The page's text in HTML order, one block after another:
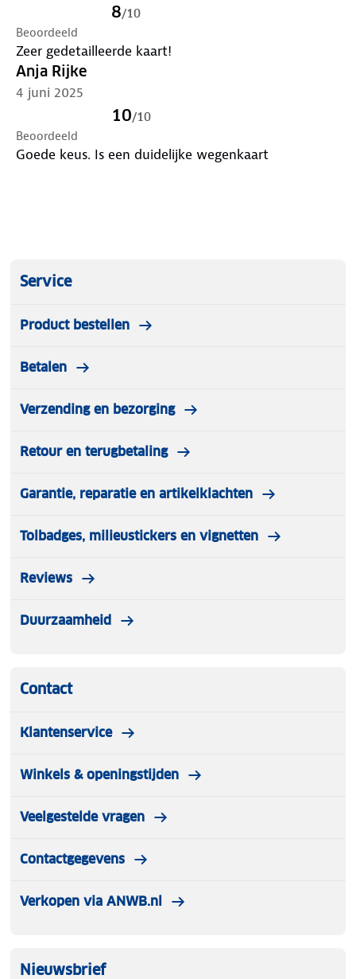
8/10
Beoordeeld
Zeer gedetailleerde kaart!
Anja Rijke
4 juni 2025
10/10
Beoordeeld
Goede keus. Is een duidelijke wegenkaart
Service
Product bestellen
Betalen
Verzending en bezorging
Retour en terugbetaling
Garantie, reparatie en artikelklachten
Tolbadges, milieustickers en vignetten
Reviews
Duurzaamheid
Contact
Klantenservice
Winkels & openingstijden
Veelgestelde vragen
Contactgegevens
Verkopen via ANWB.nl
Nieuwsbrief